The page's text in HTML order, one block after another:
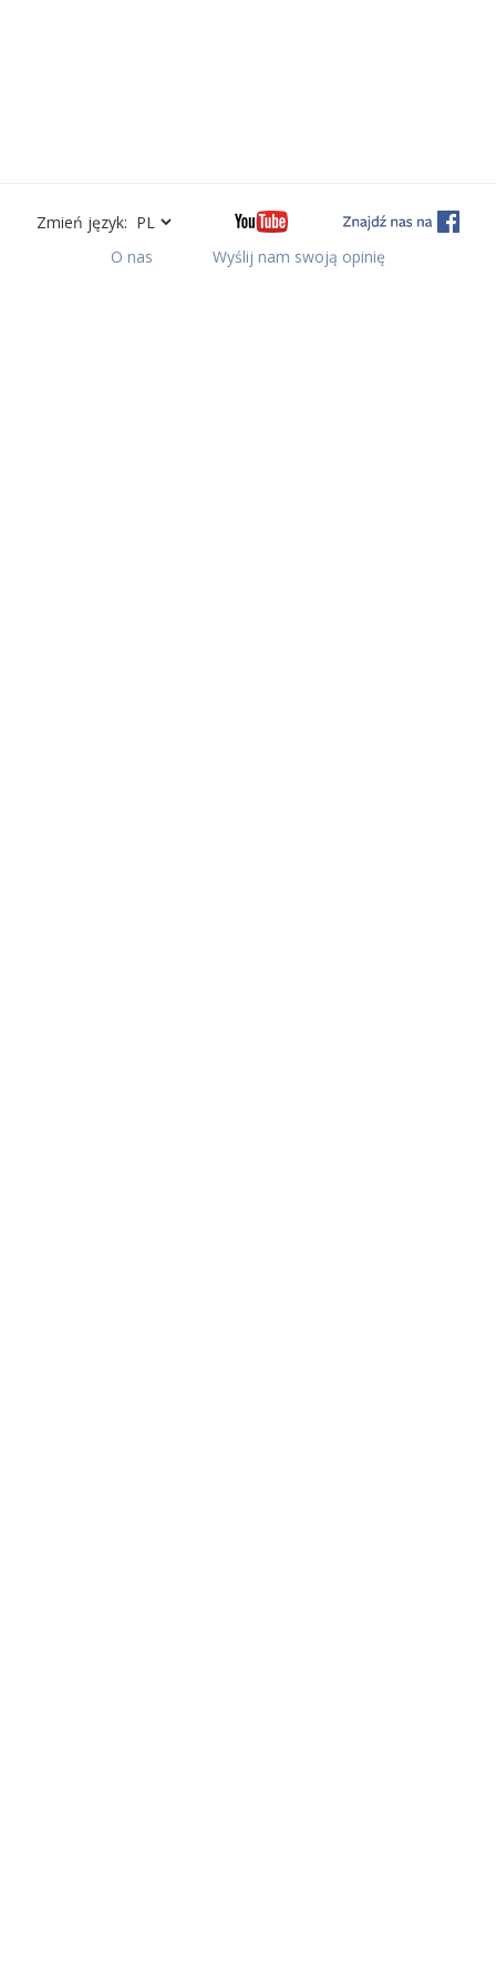
Zmień język:
O nas
Wyślij nam swoją opinię